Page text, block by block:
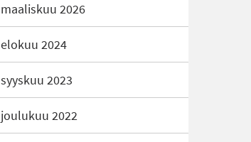
maaliskuu 2026
elokuu 2024
syyskuu 2023
joulukuu 2022